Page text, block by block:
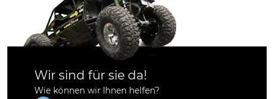
Wir sind für sie da!
Wie können wir Ihnen helfen?